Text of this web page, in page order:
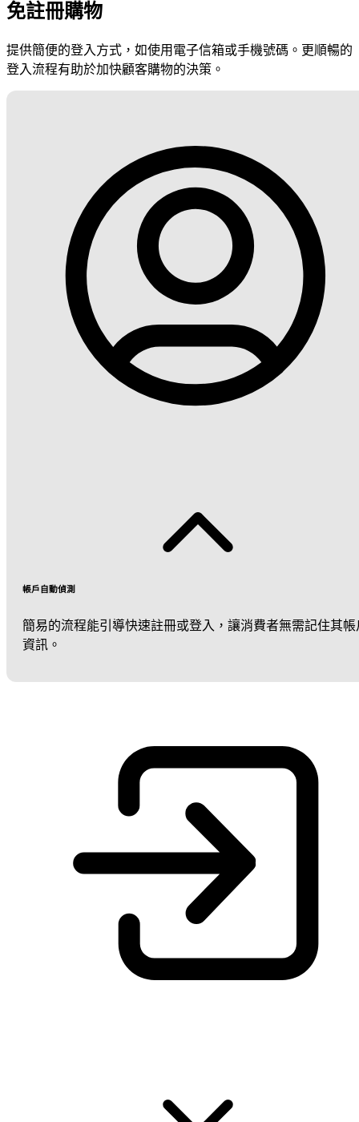
免註冊購物
提供簡便的登入方式，如使用電子信箱或手機號碼。更順暢的
登入流程有助於加快顧客購物的決策。
帳戶自動偵測
簡易的流程能引導快速註冊或登入，讓消費者無需記住其帳
資訊。